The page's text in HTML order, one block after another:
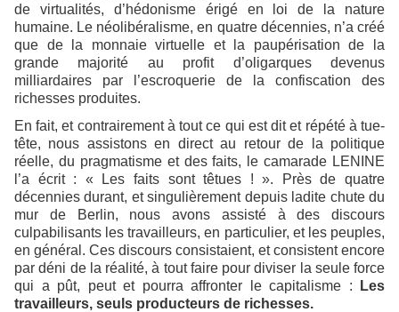
de virtualités, d’hédonisme érigé en loi de la nature
humaine. Le néolibéralisme, en quatre décennies, n’a créé
que de la monnaie virtuelle et la paupérisation de la
grande majorité au profit d’oligarques devenus
milliardaires par l’escroquerie de la confiscation des
richesses produites.
En fait, et contrairement à tout ce qui est dit et répété à tue-
tête, nous assistons en direct au retour de la politique
réelle, du pragmatisme et des faits, le camarade LENINE
l’a écrit : « Les faits sont têtues ! ». Près de quatre
décennies durant, et singulièrement depuis ladite chute du
mur de Berlin, nous avons assisté à des discours
culpabilisants les travailleurs, en particulier, et les peuples,
en général. Ces discours consistaient, et consistent encore
par déni de la réalité, à tout faire pour diviser la seule force
qui a pût, peut et pourra affronter le capitalisme :
Les
travailleurs, seuls producteurs de richesses.